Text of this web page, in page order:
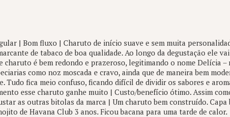
| Bom fluxo | Charuto de início suave e sem muita
de tabaco de boa qualidade. Ao longo da degustação ele
charuto é bem redondo e prazeroso, legitimando o nome Delícia
como noz moscada e cravo, ainda que de maneira bem
Tudo fica meio confuso, ficando difícil de dividir os sabores e
esse charuto ganhe muito | Custo/benefício ótimo. Assim
as outras bitolas da marca | Um charuto bem construído.
de Havana Club 3 anos. Ficou bacana para uma tarde de calor.